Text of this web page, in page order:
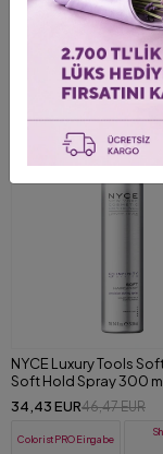
Erneut die
NYCE Luxury Tools
Soft Hold Spray 300
34,43 EUR46,47 EUR
ColoristPRO Eingabe